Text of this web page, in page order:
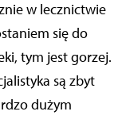
w lecznictwie
się do
tym jest gorzej.
są zbyt
dużym